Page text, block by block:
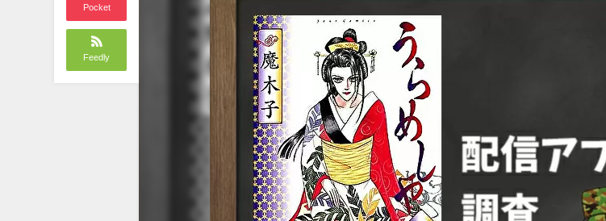
Pocket
Feedly